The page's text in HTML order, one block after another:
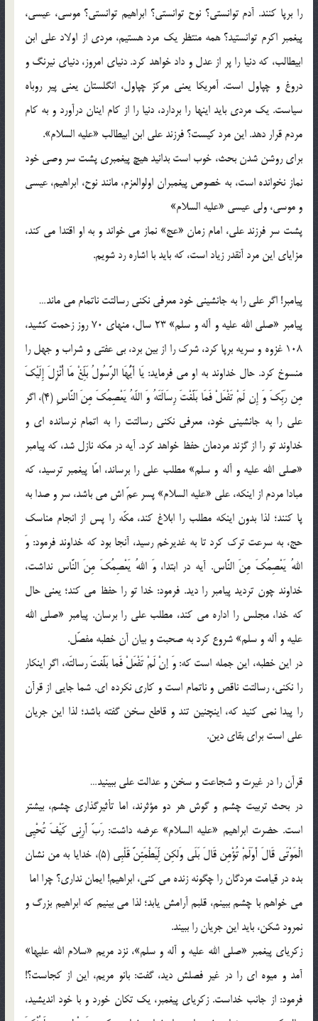
را برپا کنند. آدم توانستی؟ نوح توانستی؟ ابراهیم توانستی؟ موسی، عیسی،
پیغمبر اکرم توانستید؟ همه منتظر یک مرد هستیم، مردی از اولاد علی ابن
ابیطالب، که دنیا را پر از عدل و داد خواهد کرد. دنیای امروز، دنیای نیرنگ و
دروغ و چپاول است. آمریکا یعنی مرکز چپاول، انگلستان یعنی پیر روباه
سیاست. یک مردی باید اینها را بردارد، دنیا را از کام اینان درآورد و به کام
مردم قرار دهد. این مرد کیست؟ فرزند علی ابن ابیطالب «علیه السلام».
برای روشن شدن بحث، خوب است بدانید هیچ پیغمبری پشت سر وصی خود
نماز نخوانده است، به خصوص پیغمبران اولوالعزم، مانند نوح، ابراهیم، عیسی
و موسی، ولی عیسی «علیه السلام»
پشت سر فرزند علی، امام زمان «عج» نماز می خواند و به او اقتدا می کند،
مزایای این مرد آنقدر زیاد است، که باید با اشاره رد شویم.
پیامبر! اگر علی را به جانشینی خود معرفی نکنی رسالتت ناتمام می ماند…
پیامبر «صلی الله علیه و آله و سلم» 23 سال، منهای 70 روز زحمت کشید،
108 غزوه و سریه برپا کرد، شرک را از بین برد، بی عفتی و شراب و جهل را
منسوخ کرد. حال خداوند به او می فرماید: یَا أَیُّهَا الرَّسُولُ بَلِّغْ مَا أُنْزِلَ إِلَیْکَ
مِن رَبِّکَ وَ إِن لَمْ تَفْعَلْ فَمَا بَلَّغْتَ رِسَالَتَهُ وَ اللّهُ یَعْصِمُکَ مِنَ النَّاسِ (4)، اگر
علی را به جانشینی خود، معرفی نکنی رسالتت را به اتمام نرسانده ای و
خداوند تو را از گزند مردمان حفظ خواهد کرد. آیه در مکه نازل شد، که پیامبر
«صلی الله علیه و آله و سلم» مطلب علی را برساند، امّا پیغمبر ترسید، که
مبادا مردم از اینکه، علی «علیه السلام» پسر عمّ اش می باشد، سر و صدا به
پا کنند؛ لذا بدون اینکه مطلب را ابلاغ کند، مکّه را پس از انجام مناسک
حج، به سرعت ترک کرد تا به غدیرخم رسید،‌ آنجا بود که خداوند فرمود: وَ
اللهُ یَعْصِمُکَ مِنَ النَّاس. آیه در ابتدا، وَ اللهُ یَعْصِمُکَ مِنَ النَّاس نداشت،
خداوند چون تردید پیامبر را دید. فرمود: خدا تو را حفظ می کند؛ یعنی حال
که خدا، مجلس را اداره می کند، مطلب علی را برسان. پیامبر «صلی الله
علیه و آله و سلم» شروع کرد به صحبت و بیان آن خطبه مفصّل.
در این خطبه، این جمله است که: وَ إنْ لَمْ تَفْعَلْ فَما بَلَّغتَ رسالتَه، اگر اینکار
را نکنی، رسالتت ناقص و ناتمام است و کاری نکرده ای. شما جایی از قرآن
را پیدا نمی کنید که، اینچنین تند و قاطع سخن گفته باشد؛ لذا این جریان
علی است برای بقای دین.
قرآن را در غیرت و شجاعت و سخن و عدالت علی ببینید…
در بحث تربیت چشم و گوش هر دو مؤثرند، اما تأثیرگذاری چشم، بیشتر
است. حضرت ابراهیم «علیه السلام» عرضه داشت: رَبّ أَرِنِی کَیْفَ تُحْیِی
الْمَوْتَى‏ قَالَ أَوَلَمْ تُؤْمِن قَالَ بَلَى‏ وَلکِن لِّیَطْمَئِنَّ قَلْبِی (5)، خدایا به من نشان
بده در قیامت مردگان را چگونه زنده می کنی، ابراهیم! ایمان نداری؟ چرا اما
می خواهم با چشم ببینم، قلبم آرامش یابد؛ لذا می بینیم که ابراهیم بزرگ و
نمرود شکن، باید این جریان را ببیند.
زکریای پیغمبر «صلی الله علیه و آله و سلم»، نزد مریم «سلام الله علیها»
آمد و میوه ای را در غیر فصلش دید، گفت: بانو مریم، این از کجاست؟!
فرمود: از جانب خداست. زکریای پیغمبر، یک تکان خورد و با خود اندیشید،